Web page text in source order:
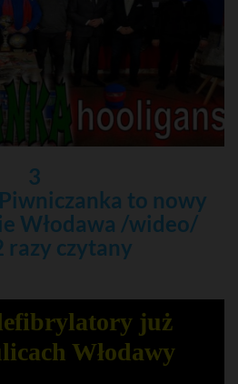
3
to nowy
Włodawa /wideo/
razy czytany
już
Włodawy